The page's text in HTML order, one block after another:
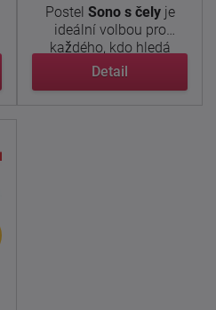
Postel Sono s čely je
ideální volbou pro
každého, kdo hledá
funkční a ...
Detail